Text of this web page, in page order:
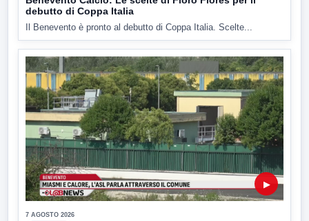
debutto di Coppa Italia
Il Benevento è pronto al debutto di Coppa Italia. Scelte...
▶
7 AGOSTO 2026